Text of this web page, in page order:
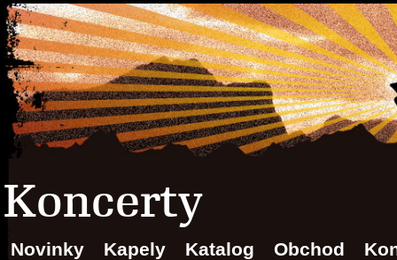
Koncerty
Novinky Kapely Katalog Obchod